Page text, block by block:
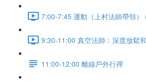
7:00-7:45 運動（上村法師帶領）
9:30-11:00 真空法師：深度放鬆
11:00-12:00 離線戶外行禪